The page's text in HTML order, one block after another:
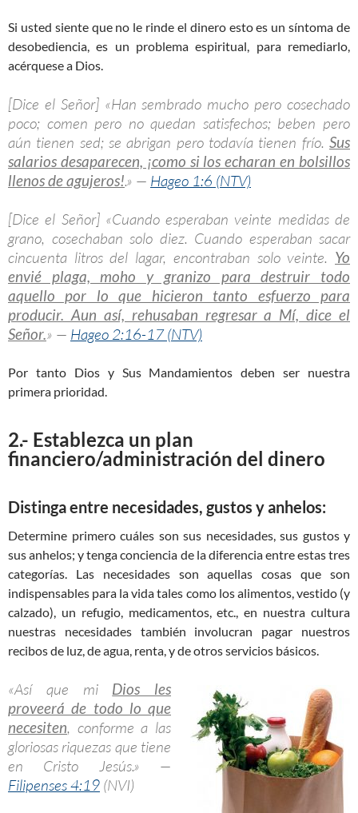
Si usted siente que no le rinde el dinero esto es un síntoma de
desobediencia, es un problema espiritual, para remediarlo,
acérquese a Dios.
[Dice el Señor] «Han sembrado mucho pero cosechado
poco; comen pero no quedan satisfechos; beben pero
aún tienen sed; se abrigan pero todavía tienen frío. Sus
salarios desaparecen, ¡como si los echaran en bolsillos
llenos de agujeros!.» — Hageo 1:6 (NTV)
[Dice el Señor] «Cuando esperaban veinte medidas de
grano, cosechaban solo diez. Cuando esperaban sacar
cincuenta litros del lagar, encontraban solo veinte. Yo
envié plaga, moho y granizo para destruir todo
aquello por lo que hicieron tanto esfuerzo para
producir. Aun así, rehusaban regresar a Mí, dice el
Señor.» — Hageo 2:16-17 (NTV)
Por tanto Dios y Sus Mandamientos deben ser nuestra
primera prioridad.
2.- Establezca un plan
financiero/administración del dinero
Distinga entre necesidades, gustos y anhelos:
Determine primero cuáles son sus necesidades, sus gustos y
sus anhelos; y tenga conciencia de la diferencia entre estas tres
categorías. Las necesidades son aquellas cosas que son
indispensables para la vida tales como los alimentos, vestido (y
calzado), un refugio, medicamentos, etc., en nuestra cultura
nuestras necesidades también involucran pagar nuestros
recibos de luz, de agua, renta, y de otros servicios básicos.
«Así que mi Dios les
proveerá de todo lo que
necesiten, conforme a las
gloriosas riquezas que tiene
en Cristo Jesús.» —
Filipenses 4:19 (NVI)